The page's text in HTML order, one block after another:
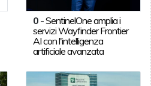
0 -SentinelOne amplia i
servizi Wayfinder Frontier
AI con l'intelligenza
artificiale avanzata